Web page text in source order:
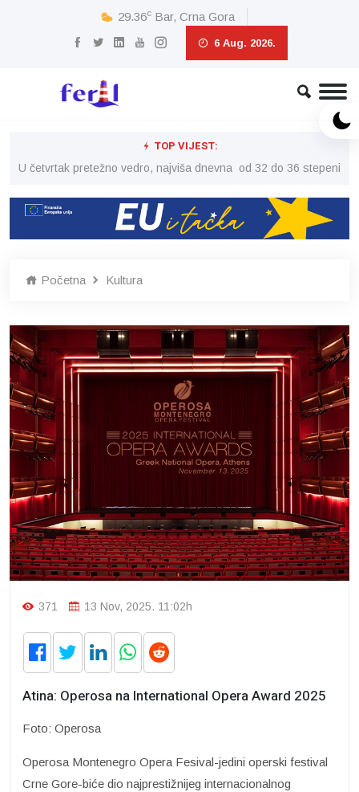
29.36c Bar, Crna Gora
6 Aug. 2026.
TOP VIJEST:
U četvrtak pretežno vedro, najviša dnevna od 32 do 36 stepeni
Početna Kultura
371 13 Nov, 2025. 11:02h
Atina: Operosa na International Opera Award 2025
Foto: Operosa
Operosa Montenegro Opera Fesival-jedini operski festival
Crne Gore-biće dio najprestižnijeg internacionalnog